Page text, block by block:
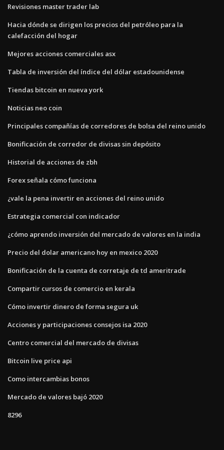
Revisiones master trader lab
Hacia dónde se dirigen los precios del petróleo para la
calefacción del hogar
Mejores acciones comerciales asx
Tabla de inversión del índice del dólar estadounidense
Tiendas bitcoin en nueva york
Noticias neo coin
Principales compañías de corredores de bolsa del reino unido
Bonificación de corredor de divisas sin depósito
Historial de acciones de zbh
Forex señala cómo funciona
¿vale la pena invertir en acciones del reino unido
Estrategia comercial con indicador
¿cómo aprendo inversión del mercado de valores en la india
Precio del dolar americano hoy en mexico 2020
Bonificación de la cuenta de corretaje de td ameritrade
Compartir cursos de comercio en kerala
Cómo invertir dinero de forma segura uk
Acciones y participaciones consejos isa 2020
Centro comercial del mercado de divisas
Bitcoin live price api
Como intercambias bonos
Mercado de valores bajó 2020
8296